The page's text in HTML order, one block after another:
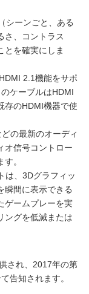
シーンごと、ある
さ、コントラス
とを確実にしま
2.1機能をサポ
ケーブルはHDMI
存のHDMI機器で使
の最新のオーディ
オ信号コントロー
。
は、3Dグラフィッ
瞬間に表示できる
ゲームプレーを実
ングを低減または
され、2017年の第
告知されます。